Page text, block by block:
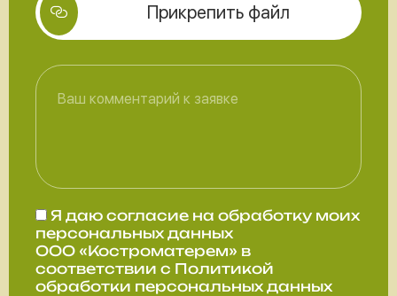
Прикрепить файл
Я даю согласие на обработку моих
персональных данных
ООО «Костроматерем» в
соответствии с Политикой
обработки персональных данных